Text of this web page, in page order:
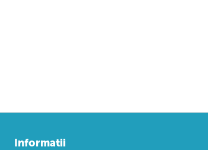
Informatii